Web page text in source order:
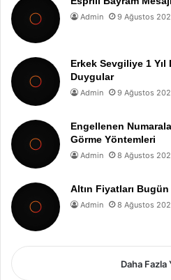
Admin 9 Ağustos
Erkek Sevgiliye 1 Yıl
Duygular
Admin 9 Ağustos
Engellenen
Görme Yöntemleri
Admin 8 Ağustos
Altın Fiyatları Bugün
Admin 8 Ağustos
Daha Fazla